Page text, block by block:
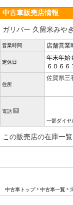
中古車販売店情報
ガリバー 久留米みや
営業時間 店舗営業
定休日
年末年始
６０６６
住所
佐賀県三
電話
一部ダイヤ
この販売店の在庫一覧
中古車トップ 中古車一覧